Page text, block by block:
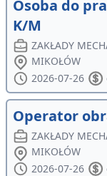
Osoba do
K/M
ZAKŁADY
MIKOŁÓW
2026-07-26
Operator
ZAKŁADY
MIKOŁÓW
2026-07-26